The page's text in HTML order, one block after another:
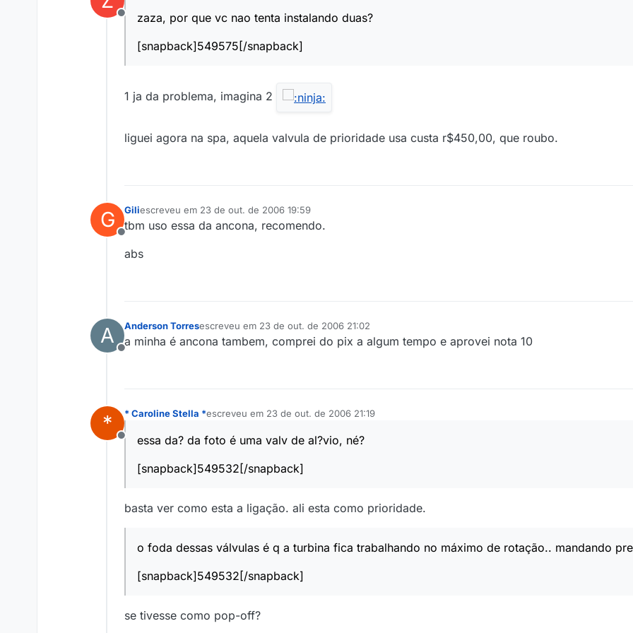
Offlinezaza, por que vc nao tenta instalando duas?
[snapback]549575[/snapback]
1 ja da problema, imagina 2
liguei agora na spa, aquela valvula de prioridade usa custa r$450,00, que roubo.
G
Offline
Giliescreveu em 23 de out. de 2006 19:59
última edição por
tbm uso essa da ancona, recomendo.
abs
A
Offline
Anderson Torresescreveu em 23 de out. de 2006 21:02
última edição por
a minha é ancona tambem, comprei do pix a algum tempo e aprovei nota 10
*
Offline
* Caroline Stella *escreveu em 23 de out. de 2006 21:19
última edição por
essa da? da foto é uma valv de al?vio, né?
[snapback]549532[/snapback]
basta ver como esta a ligação. ali esta como prioridade.
o foda dessas válvulas é q a turbina fica trabalhando no máximo de rotação.. mandando
[snapback]549532[/snapback]
se tivesse como pop-off?